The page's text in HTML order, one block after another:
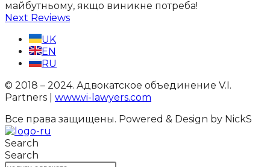
майбутньому, якщо виникне потреба!
Next Reviews
UK
EN
RU
© 2018 – 2024. Адвокатское объединение V.I.
Partners | www.vi-lawyers.com
Все права защищены. Powered & Design by NickS
Search
Search